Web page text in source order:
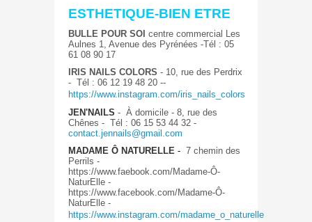
ESTHETIQUE-BIEN ETRE
BULLE POUR SOI centre commercial Les
Aulnes 1, Avenue des Pyrénées -Tél : 05
61 08 90 17
IRIS NAILS COLORS - 10, rue des Perdrix
- Tél : 06 12 19 48 20 --
https://www.instagram.com/iris_nails_colors
JEN'NAILS - À domicile - 8, rue des
Chênes - Tél : 06 15 53 44 32 -
contact.jennails@gmail.com
MADAME Ô NATURELLE - 7 chemin des
Perrils -
https://www.faebook.com/Madame-Ô-
NaturElle -
https://www.facebook.com/Madame-Ô-
NaturElle -
https://www.instagram.com/madame_o_naturelle